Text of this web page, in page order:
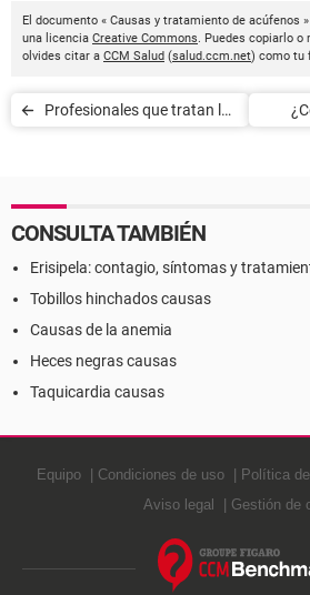
El documento « Causas y tratamiento de acúfenos
una licencia Creative Commons. Puedes copiarlo o
olvides citar a CCM Salud (salud.ccm.net) como tu
Profesionales que tratan los
CONSULTA TAMBIÉN
Erisipela: contagio, síntomas y
Tobillos hinchados causas
Causas de la anemia
Heces negras causas
Taquicardia causas
Equipo Condiciones de uso Política
Aviso legal
Gestión de